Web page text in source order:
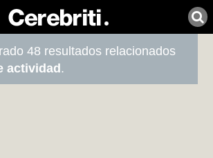
48 resultados relacionados
actividad .